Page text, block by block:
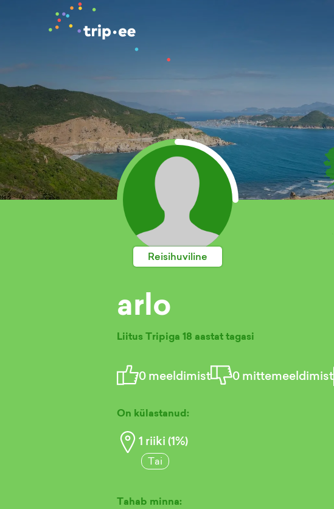
Reisihuviline
arlo
Liitus Tripiga 18 aastat tagasi
0meeldimist 0mittemeeldimist
On külastanud:
1 riiki (1%)
Tai
Tahab minna: